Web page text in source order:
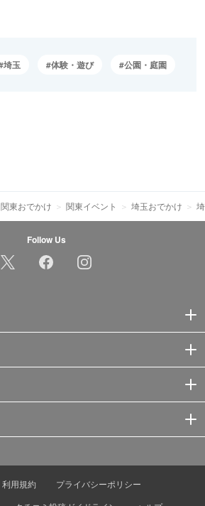
埼玉 体験・遊び 公園・庭園
関東おでかけ 関東イベント 埼玉おでかけ
Follow Us
利用規約
プライバシーポリシー